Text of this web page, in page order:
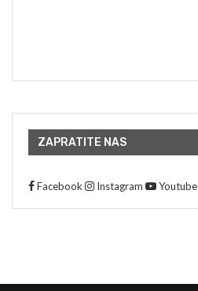
ZAPRATITE NAS
Facebook Instagram Youtube